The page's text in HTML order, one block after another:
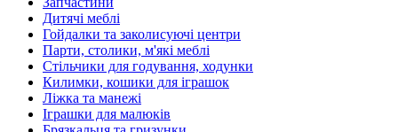
Дитячі меблі
Гойдалки та заколисуючі центри
Парти, столики, м'які меблі
Стільчики для годування, ходунки
Килимки, кошики для іграшок
Ліжка та манежі
Іграшки для малюків